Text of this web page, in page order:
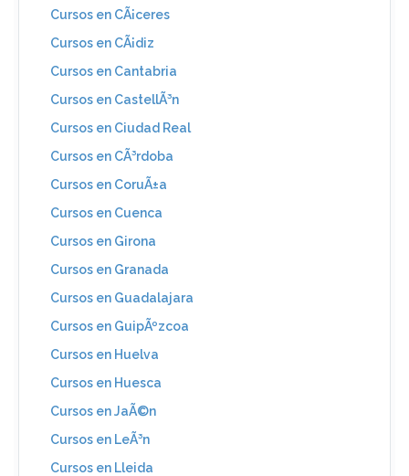
Cursos en CÃ¡ceres
Cursos en CÃ¡diz
Cursos en Cantabria
Cursos en CastellÃ³n
Cursos en Ciudad Real
Cursos en CÃ³rdoba
Cursos en CoruÃ±a
Cursos en Cuenca
Cursos en Girona
Cursos en Granada
Cursos en Guadalajara
Cursos en GuipÃºzcoa
Cursos en Huelva
Cursos en Huesca
Cursos en JaÃ©n
Cursos en LeÃ³n
Cursos en Lleida